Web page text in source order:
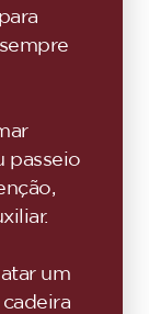
passeio
um